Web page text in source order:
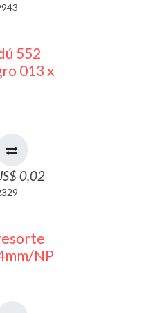
552
013 x
0,02
NP